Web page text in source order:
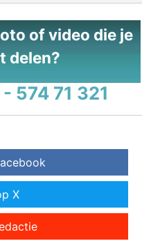
of video die je
delen?
574 71 321
X